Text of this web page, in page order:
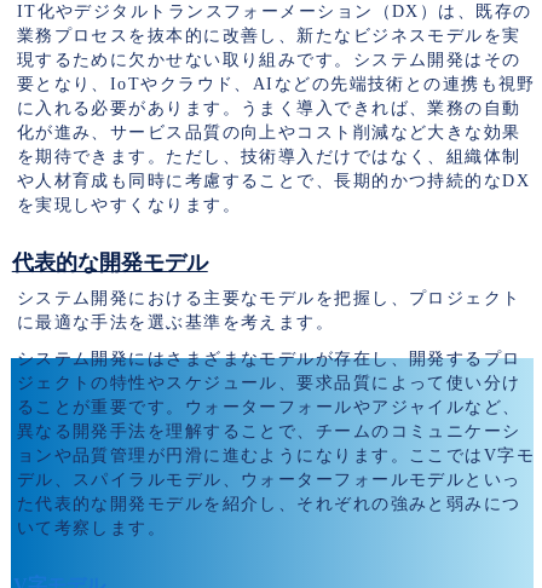
IT化やデジタルトランスフォーメーション（DX）は、既存の
業務プロセスを抜本的に改善し、新たなビジネスモデルを実
現するために欠かせない取り組みです。システム開発はその
要となり、IoTやクラウド、AIなどの先端技術との連携も視野
に入れる必要があります。うまく導入できれば、業務の自動
化が進み、サービス品質の向上やコスト削減など大きな効果
を期待できます。ただし、技術導入だけではなく、組織体制
や人材育成も同時に考慮することで、長期的かつ持続的なDX
を実現しやすくなります。
代表的な開発モデル
システム開発における主要なモデルを把握し、プロジェクト
に最適な手法を選ぶ基準を考えます。
システム開発にはさまざまなモデルが存在し、開発するプロ
ジェクトの特性やスケジュール、要求品質によって使い分け
ることが重要です。ウォーターフォールやアジャイルなど、
異なる開発手法を理解することで、チームのコミュニケーシ
ョンや品質管理が円滑に進むようになります。ここではV字モ
デル、スパイラルモデル、ウォーターフォールモデルといっ
た代表的な開発モデルを紹介し、それぞれの強みと弱みにつ
いて考察します。